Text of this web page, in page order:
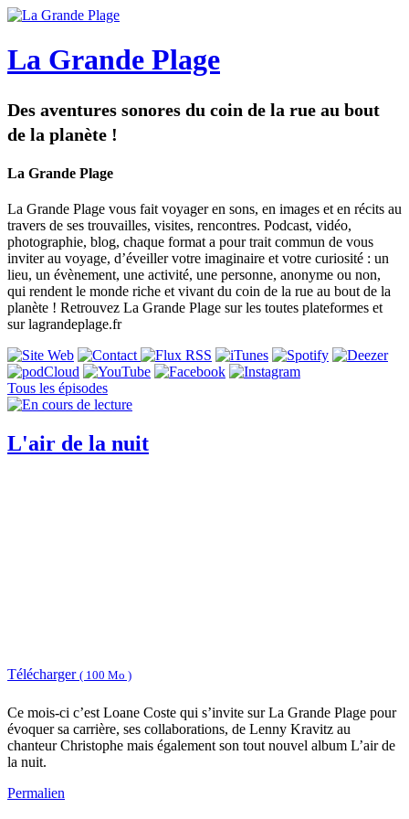
La Grande Plage
Des aventures sonores du coin de la rue au bout
de la planète !
La Grande Plage
La Grande Plage vous fait voyager en sons, en images et en récits au
travers de ses trouvailles, visites, rencontres. Podcast, vidéo,
photographie, blog, chaque format a pour trait commun de vous
inviter au voyage, d’éveiller votre imaginaire et votre curiosité : un
lieu, un évènement, une activité, une personne, anonyme ou non,
qui rendent le monde riche et vivant du coin de la rue au bout de la
planète​ ! Retrouvez La Grande Plage sur les toutes plateformes et
sur lagrandeplage.fr
Tous les épisodes
L'air de la nuit
Télécharger ( 100 Mo )
Ce mois-ci c’est Loane Coste qui s’invite sur La Grande Plage pour
évoquer sa carrière, ses collaborations, de Lenny Kravitz au
chanteur Christophe mais également son tout nouvel album L’air de
la nuit.
Permalien